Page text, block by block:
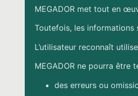
MEGADOR met tout en
Toutefois, les informations
L’utilisateur reconnaît
MEGADOR ne pourra être
des erreurs ou